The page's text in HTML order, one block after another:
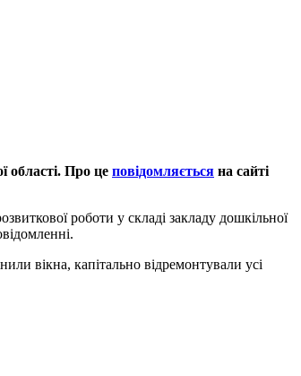
області. Про це повідомляється на сайті
роботи у складі закладу дошкільної
вікна, капітально відремонтували усі